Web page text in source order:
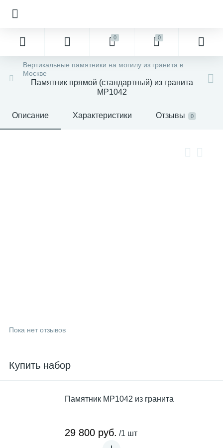
0 0
Вертикальные памятники на могилу из гранита в
Москве
Памятник прямой (стандартный) из гранита
MP1042
Описание Характеристики Отзывы 0
Пока нет отзывов
Купить набор
Памятник MP1042 из гранита
29 800 руб. /1 шт